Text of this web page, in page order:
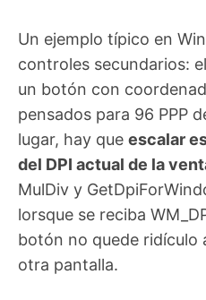
Un ejemplo típico en
controles secundarios:
un botón con
pensados para 96 PPP
lugar, hay que escalar
del DPI actual de la
MulDiv y
lorsque se reciba
botón no quede ridículo
otra pantalla.